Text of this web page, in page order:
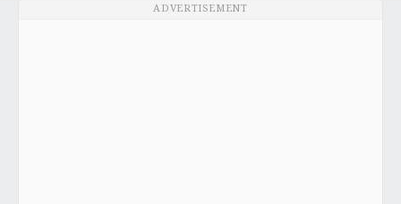
ADVERTISEMENT